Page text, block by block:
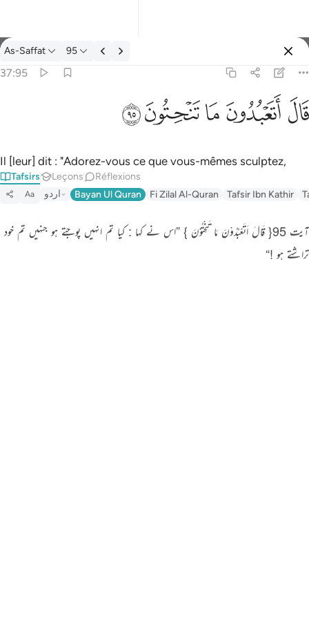
Tafsir: As-Saffat 37:95
As-Saffat 95
37:95
ﲟﲠﲡﲢﲣ
Il [leur] dit : "Adorez-vous ce que vous-mêmes sculptez,
Tafsirs Leçons Réflexions
Aa اردو Bayan Ul Quran Fi Zilal Al-Quran Tafsir Ibn Kathir
آیت 95{ قَالَ اَتَعْبُدُوْنَ مَا تَنْحِتُوْنَ } ”اس نے کہا : کیا تم انہیں پوجتے ہو جنہیں تم خود
تراشتے ہو !“